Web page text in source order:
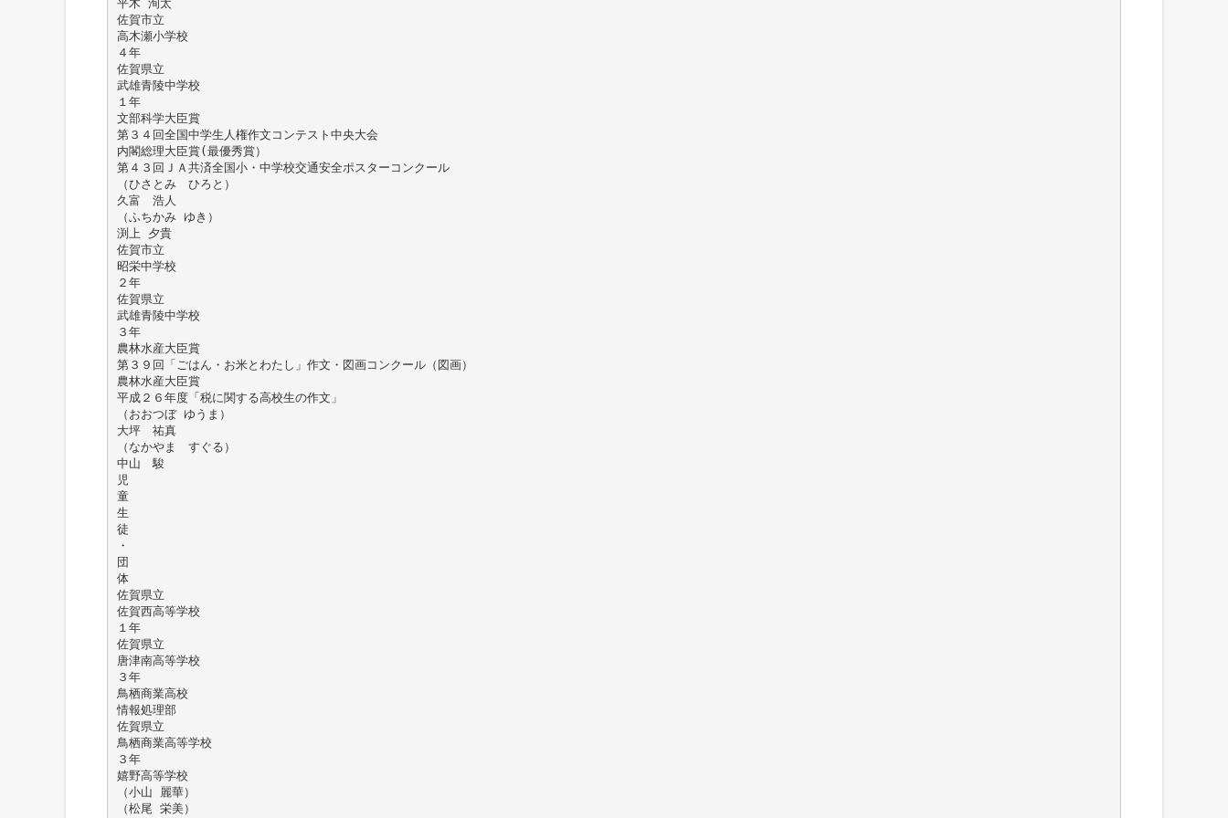
平木 洵太
佐賀市立
高木瀬小学校
４年
佐賀県立
武雄青陵中学校
１年
文部科学大臣賞
第３４回全国中学生人権作文コンテスト中央大会
内閣総理大臣賞(最優秀賞）
第４３回ＪＡ共済全国小・中学校交通安全ポスターコンクール
（ひさとみ ひろと）
久富 浩人
（ふちかみ ゆき）
渕上 夕貴
佐賀市立
昭栄中学校
２年
佐賀県立
武雄青陵中学校
３年
農林水産大臣賞
第３９回「ごはん・お米とわたし」作文・図画コンクール（図画）
農林水産大臣賞
平成２６年度「税に関する高校生の作文」
（おおつぼ ゆうま）
大坪 祐真
（なかやま すぐる）
中山 駿
児
童
生
徒
・
団
体
佐賀県立
佐賀西高等学校
１年
佐賀県立
唐津南高等学校
３年
鳥栖商業高校
情報処理部
佐賀県立
鳥栖商業高等学校
３年
嬉野高等学校
（小山 麗華）
（松尾 栄美）